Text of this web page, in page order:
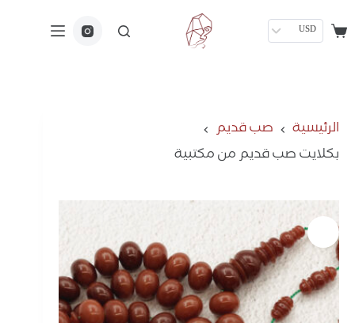
USD
الرئيسية
صب قديم
بكلايت صب قديم من مكتبية